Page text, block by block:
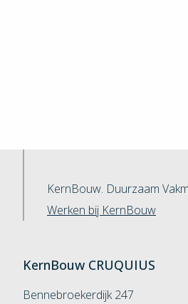
KernBouw. Duurzaam
Werken bij KernBouw
KernBouw CRUQUIUS
Bennebroekerdijk 247